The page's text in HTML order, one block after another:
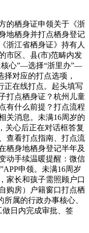
栖身证申领关于《浙
地栖身并打点栖身登记
浙江省栖身证》持有人
市区、县(市)范畴内发
核心”—选择“浙里办”—
对应的打点选项，
正在线打点。起头填写
打点栖身证？杭州儿童
有什么前提？打点流程
关消息。未满16周岁的
关心后正在对话框答复
查看打点指南、打点流
栖身地栖身登记半年及
动手续温暖提醒：微信
申领。未满16周岁
家长和孩子需照顾户口
购房）户籍窗口打点栖
属的行政办事核心、
日内完成审批、签